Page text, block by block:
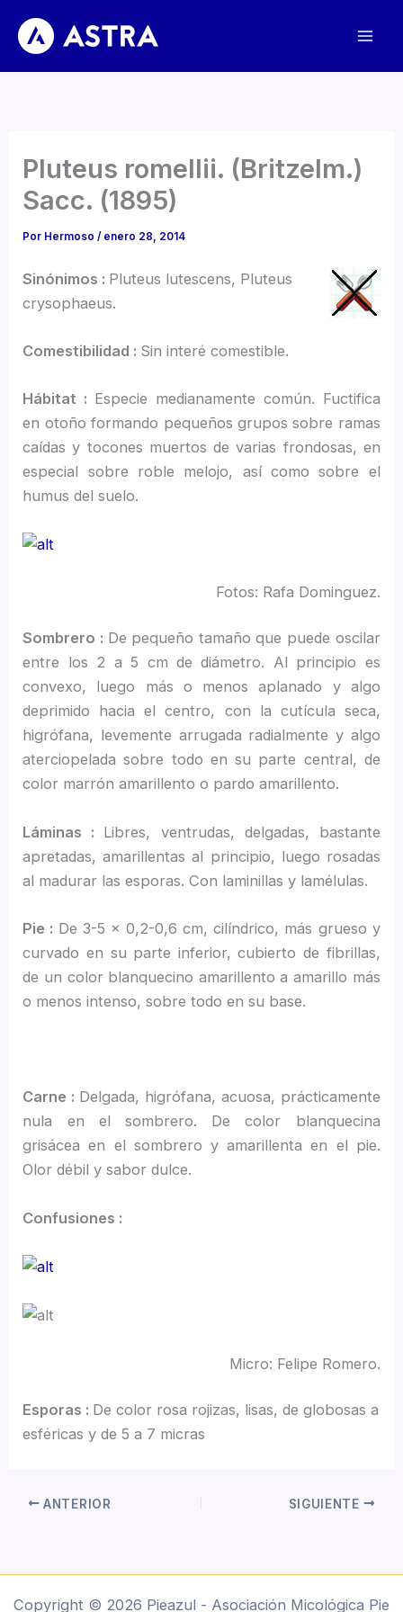
contenido
Pluteus romellii. (Britzelm.)
Sacc. (1895)
Por Hermoso/ enero 28, 2014
Sinónimos : Pluteus lutescens, Pluteus
crysophaeus.
Comestibilidad : Sin interé comestible.
Hábitat : Especie medianamente común. Fuctifica
en otoño formando pequeños grupos sobre ramas
caídas y tocones muertos de varias frondosas, en
especial sobre roble melojo, así como sobre el
humus del suelo.
Fotos: Rafa Dominguez.
Sombrero : De pequeño tamaño que puede oscilar
entre los 2 a 5 cm de diámetro. Al principio es
convexo, luego más o menos aplanado y algo
deprimido hacia el centro, con la cutícula seca,
higrófana, levemente arrugada radialmente y algo
aterciopelada sobre todo en su parte central, de
color marrón amarillento o pardo amarillento.
Láminas : Libres, ventrudas, delgadas, bastante
apretadas, amarillentas al principio, luego rosadas
al madurar las esporas. Con laminillas y lamélulas.
Pie : De 3-5 x 0,2-0,6 cm, cilíndrico, más grueso y
curvado en su parte inferior, cubierto de fibrillas,
de un color blanquecino amarillento a amarillo más
o menos intenso, sobre todo en su base.
Carne : Delgada, higrófana, acuosa, prácticamente
nula en el sombrero. De color blanquecina
grisácea en el sombrero y amarillenta en el pie.
Olor débil y sabor dulce.
Confusiones :
Micro: Felipe Romero.
Esporas : De color rosa rojizas, lisas, de globosas a
esféricas y de 5 a 7 micras
ANTERIOR SIGUIENTE
Copyright © 2026 Pieazul - Asociación Micológica Pie